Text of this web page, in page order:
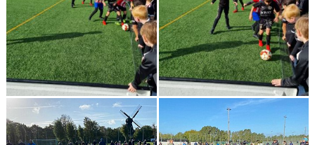
KLÄDBESTÄLLNING
SPONSORER
KLUBBMAGASIN
NATIONELLA SPELFORMER